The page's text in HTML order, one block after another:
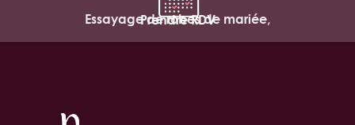
Essayage de robes de mariée,
Prendre RDV